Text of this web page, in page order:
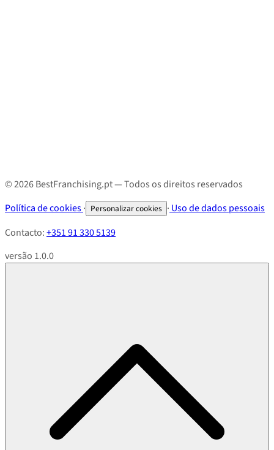
© 2026 BestFranchising.pt — Todos os direitos reservados
Política de cookies· Personalizar cookies · Uso de dados pessoais
Contacto:+351 91 330 5139
versão 1.0.0